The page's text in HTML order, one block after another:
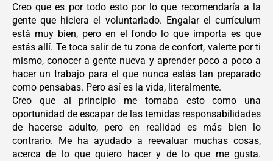
Creo que es por todo esto por lo que recomendaría a la
gente que hiciera el voluntariado. Engalar el currículum
está muy bien, pero en el fondo lo que importa es que
estás allí. Te toca salir de tu zona de confort, valerte por ti
mismo, conocer a gente nueva y aprender poco a poco a
hacer un trabajo para el que nunca estás tan preparado
como pensabas. Pero así es la vida, literalmente.
Creo que al principio me tomaba esto como una
oportunidad de escapar de las temidas responsabilidades
de hacerse adulto, pero en realidad es más bien lo
contrario. Me ha ayudado a reevaluar muchas cosas,
acerca de lo que quiero hacer y de lo que me gusta.